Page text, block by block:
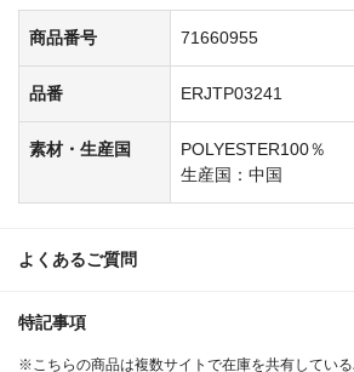
商品番号 71660955
品番 ERJTP03241
素材・生産国
POLYESTER100％
生産国：中国
よくあるご質問
特記事項
※こちらの商品は複数サイトで在庫を共有してい